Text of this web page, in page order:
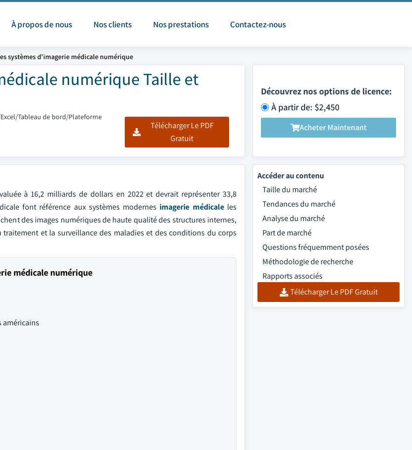
À propos de nous Nos clients Nos prestations Contactez-nous
systèmes d'imagerie médicale numérique
numérique Taille et
Tableau de bord/Plateforme
Télécharger Le PDF
Gratuit
Découvrez nos options de licence:
À partir de: $2,450
Acheter Maintenant
à 16,2 milliards de dollars en 2022 et devrait représenter 33,8
font référence aux systèmes modernes imagerie médicaleles
des images numériques de haute qualité des structures internes,
et la surveillance des maladies et des conditions du corps
médicale numérique
américains
Accéder au contenu
Taille du marché
Tendances du marché
Analyse du marché
Part de marché
Questions fréquemment posées
Méthodologie de recherche
Rapports associés
Télécharger Le PDF Gratuit